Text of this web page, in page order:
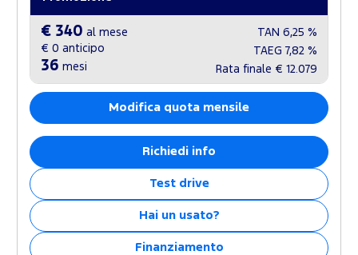
€ 340 al mese
€ 0 anticipo
36 mesi
TAN 6,25 %
TAEG 7,82 %
Rata finale € 12.079
Modifica quota mensile
Richiedi info
Test drive
Hai un usato?
Finanziamento